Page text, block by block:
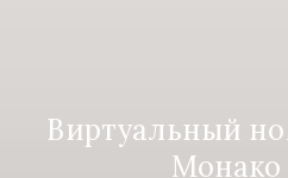
Виртуальный
Монако